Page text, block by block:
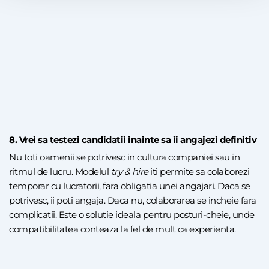
8. Vrei sa testezi candidatii inainte sa ii angajezi definitiv
Nu toti oamenii se potrivesc in cultura companiei sau in
ritmul de lucru. Modelul try & hireiti permite sa colaborezi
temporar cu lucratorii, fara obligatia unei angajari. Daca se
potrivesc, ii poti angaja. Daca nu, colaborarea se incheie fara
complicatii. Este o solutie ideala pentru posturi-cheie, unde
compatibilitatea conteaza la fel de mult ca experienta.